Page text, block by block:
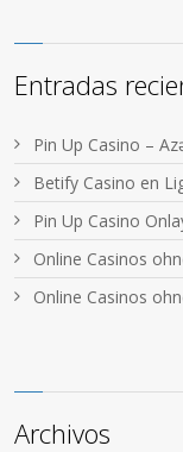
Entradas
Pin Up Casino –
Betify Casino en
Pin Up Casino
Online Casinos
Online Casinos
Archivos